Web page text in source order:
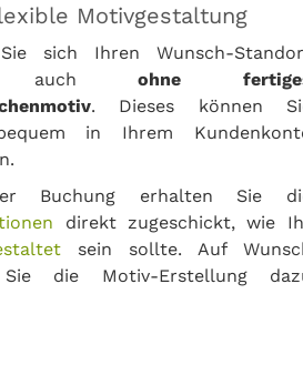
Motivgestaltung
sich Ihren Wunsch-
auchohne
. Dieses können
in Ihrem
Buchung erhalten Sie
direkt zugeschickt, wie
sein sollte. Auf
die Motiv-Erstellung